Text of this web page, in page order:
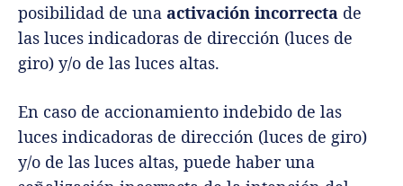
posibilidad de una activación incorrecta de
las luces indicadoras de dirección (luces de
giro) y/o de las luces altas.
En caso de accionamiento indebido de las
luces indicadoras de dirección (luces de giro)
y/o de las luces altas, puede haber una